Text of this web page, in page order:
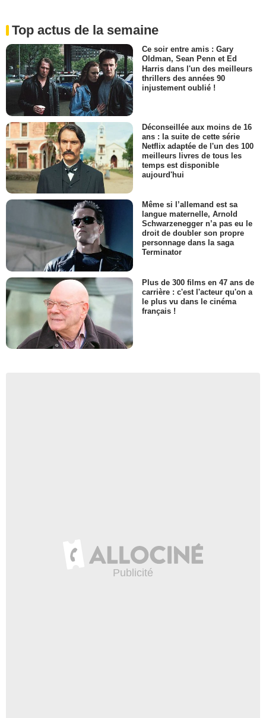
Top actus de la semaine
Ce soir entre amis : Gary
Oldman, Sean Penn et Ed
Harris dans l'un des meilleurs
thrillers des années 90
injustement oublié !
Déconseillée aux moins de 16
ans : la suite de cette série
Netflix adaptée de l'un des 100
meilleurs livres de tous les
temps est disponible
aujourd'hui
Même si l’allemand est sa
langue maternelle, Arnold
Schwarzenegger n’a pas eu le
droit de doubler son propre
personnage dans la saga
Terminator
Plus de 300 films en 47 ans de
carrière : c'est l'acteur qu'on a
le plus vu dans le cinéma
français !